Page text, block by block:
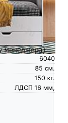
6040
см.
85
кг.
150
ЛДСП 16 мм,